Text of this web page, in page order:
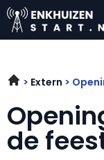
Extern
de